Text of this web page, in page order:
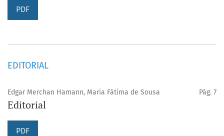
PDF
EDITORIAL
Edgar Merchan Hamann, Maria Fátima de Sousa Pág. 7
Editorial
PDF